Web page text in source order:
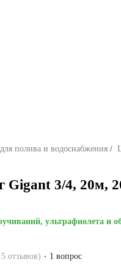
полива и водоснабжения /
3/4, 20м,
ультрафиолета и
отзывов) 1 вопрос